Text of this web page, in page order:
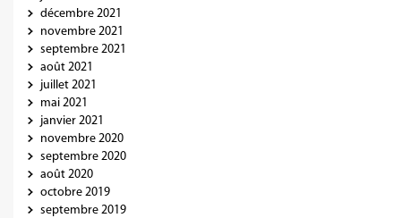
décembre 2021
novembre 2021
septembre 2021
août 2021
juillet 2021
mai 2021
janvier 2021
novembre 2020
septembre 2020
août 2020
octobre 2019
septembre 2019